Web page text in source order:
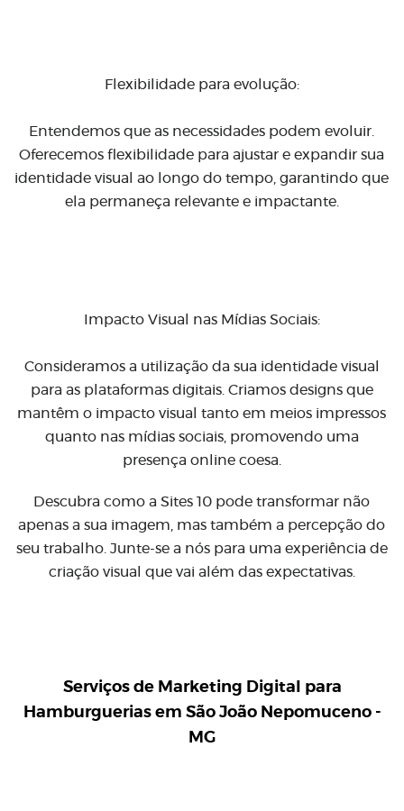
Flexibilidade para evolução:
Entendemos que as necessidades podem evoluir.
Oferecemos flexibilidade para ajustar e expandir sua
identidade visual ao longo do tempo, garantindo que
ela permaneça relevante e impactante.
Impacto Visual nas Mídias Sociais:
Consideramos a utilização da sua identidade visual
para as plataformas digitais. Criamos designs que
mantêm o impacto visual tanto em meios impressos
quanto nas mídias sociais, promovendo uma
presença online coesa.
Descubra como a Sites 10 pode transformar não
apenas a sua imagem, mas também a percepção do
seu trabalho. Junte-se a nós para uma experiência de
criação visual que vai além das expectativas.
Serviços de Marketing Digital para
Hamburguerias em São João Nepomuceno -
MG